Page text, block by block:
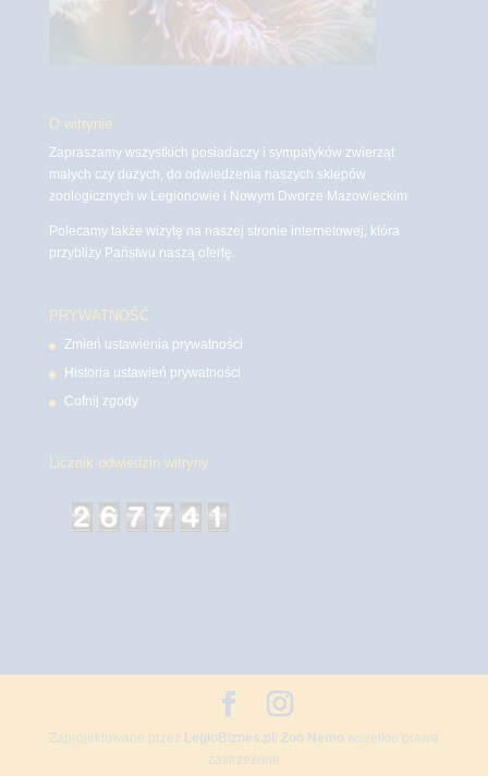
O witrynie
Zapraszamy wszystkich posiadaczy i sympatyków zwierząt
małych czy dużych, do odwiedzenia naszych sklepów
zoologicznych w Legionowie i Nowym Dworze Mazowieckim
Polecamy także wizytę na naszej stronie internetowej, która
przybliży Państwu naszą ofertę.
PRYWATNOŚĆ
Zmień ustawienia prywatności
Historia ustawień prywatności
Cofnij zgody
Licznik odwiedzin witryny
Zaprojektowane przez LegioBiznes.pl/ Zoo Nemowszelkie prawa
zastrzeżone